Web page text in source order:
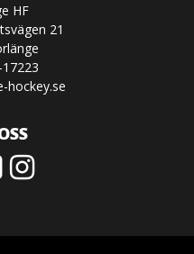
HF
21
hockey.se